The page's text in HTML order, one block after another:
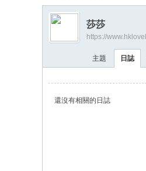
香
少
莎莎
https://
主題 日誌
還沒有相關的日誌